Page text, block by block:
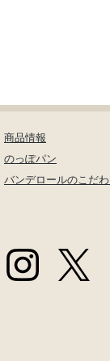
商品情報
のっぽパン
バンデロールのこだ